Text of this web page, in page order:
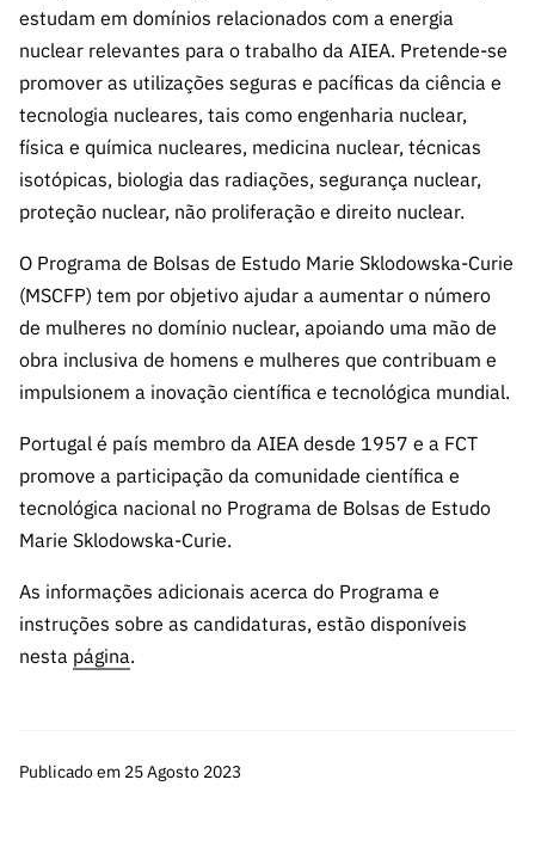
Canais de
Denúncia
s
Apoios
PRR –
“Ciência +
Digital” e
“Ciência +
Capacitaç
ão”
estudam em domínios relacionados com a energia
nuclear relevantes para o trabalho da AIEA. Pretende-se
promover as utilizações seguras e pacíficas da ciência e
tecnologia nucleares, tais como engenharia nuclear,
física e química nucleares, medicina nuclear, técnicas
isotópicas, biologia das radiações, segurança nuclear,
proteção nuclear, não proliferação e direito nuclear.
O Programa de Bolsas de Estudo Marie Sklodowska-Curie
(MSCFP) tem por objetivo ajudar a aumentar o número
de mulheres no domínio nuclear, apoiando uma mão de
obra inclusiva de homens e mulheres que contribuam e
impulsionem a inovação científica e tecnológica mundial.
Portugal é país membro da AIEA desde 1957 e a FCT
promove a participação da comunidade científica e
tecnológica nacional no Programa de Bolsas de Estudo
Marie Sklodowska-Curie.
As informações adicionais acerca do Programa e
instruções sobre as candidaturas, estão disponíveis
nesta página.
Publicado em 25 Agosto 2023